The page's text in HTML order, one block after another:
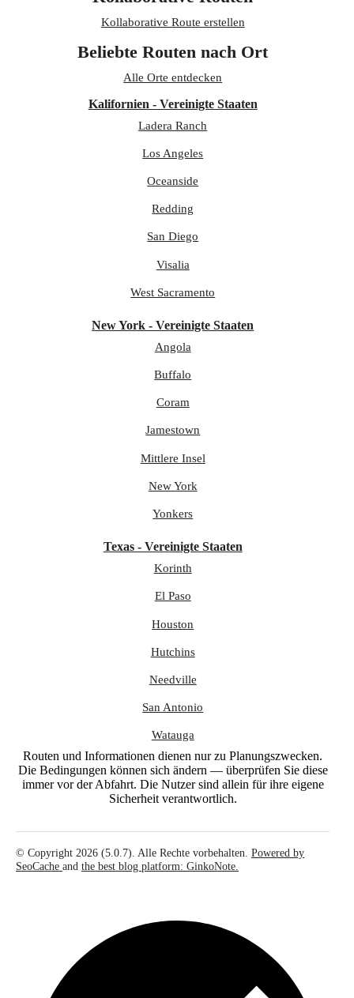
Kollaborative Route erstellen
Beliebte Routen nach Ort
Alle Orte entdecken
Kalifornien - Vereinigte Staaten
Ladera Ranch
Los Angeles
Oceanside
Redding
San Diego
Visalia
West Sacramento
New York - Vereinigte Staaten
Angola
Buffalo
Coram
Jamestown
Mittlere Insel
New York
Yonkers
Texas - Vereinigte Staaten
Korinth
El Paso
Houston
Hutchins
Needville
San Antonio
Watauga
Routen und Informationen dienen nur zu Planungszwecken.
Die Bedingungen können sich ändern — überprüfen Sie diese
immer vor der Abfahrt. Die Nutzer sind allein für ihre eigene
Sicherheit verantwortlich.
© Copyright 2026 (5.0.7). Alle Rechte vorbehalten. Powered by
SeoCache and the best blog platform: GinkoNote.